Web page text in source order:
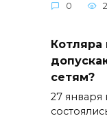
0
Котляра
сетям?
27 января